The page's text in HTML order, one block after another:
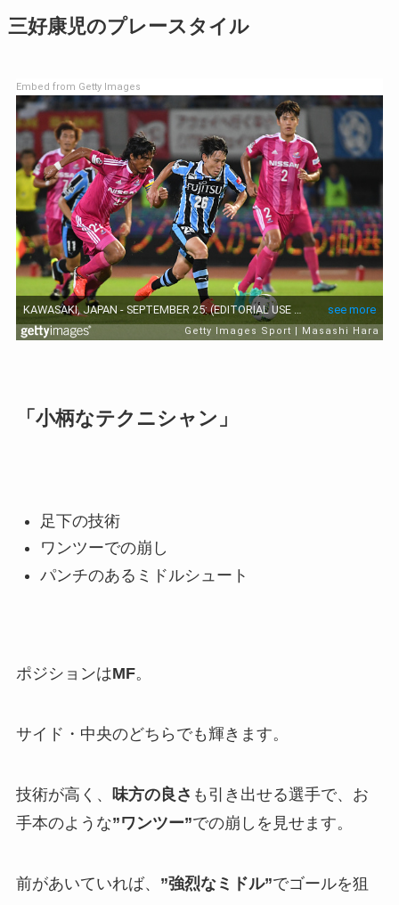
三好康児のプレースタイル
Embed from Getty Images
「小柄なテクニシャン」
足下の技術
ワンツーでの崩し
パンチのあるミドルシュート
ポジションはMF。
サイド・中央のどちらでも輝きます。
技術が高く、 味方の良さ も引き出せる選手で、お
手本のような”ワンツー”での崩しを見せます。
前があいていれば、 ”強烈なミドル”でゴールを狙